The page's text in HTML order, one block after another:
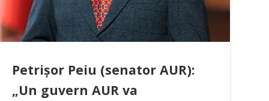
Petrișor Peiu (senator AUR):
„Un guvern AUR va